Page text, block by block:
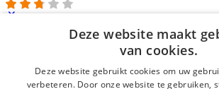
E-mail*
Deze website maakt
van cookies.
Deze website gebruikt cookies om uw
verbeteren. Door onze website te gebruiken,